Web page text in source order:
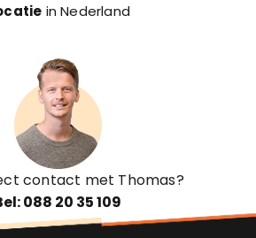
in Nederland
contact met Thomas?
088 20 35 109